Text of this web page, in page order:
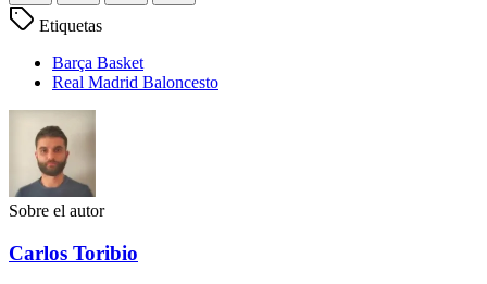
Etiquetas
Barça Basket
Real Madrid Baloncesto
Sobre el autor
Carlos Toribio